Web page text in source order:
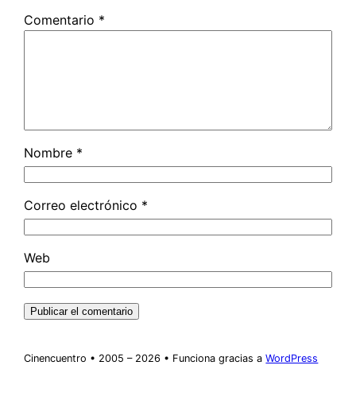
Comentario *
Nombre *
Correo electrónico *
Web
Cinencuentro • 2005 – 2026 • Funciona gracias aWordPress